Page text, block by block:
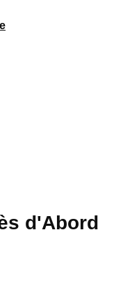
d'Abord